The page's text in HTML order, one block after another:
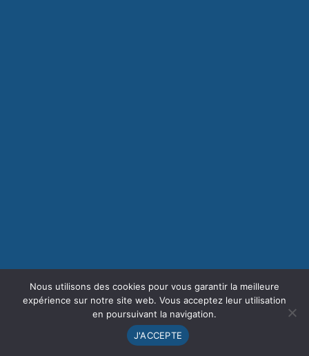
Nous utilisons des cookies pour vous garantir la meilleure
expérience sur notre site web. Vous acceptez leur utilisation
en poursuivant la navigation.
J'ACCEPTE